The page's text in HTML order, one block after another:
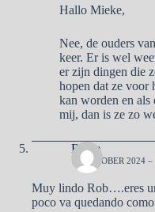
Hallo Mieke,
Nee, de ouders
keer. Er is wel
er zijn dingen die
hopen dat ze voor
kan worden en als
mij, dan is ze zo
Reme
12 OKTOBER 2024 –
Muy lindo Rob….eres
poco va quedando